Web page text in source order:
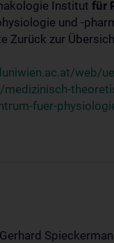
Institut für
und -
Zurück zur
web/
fuer-